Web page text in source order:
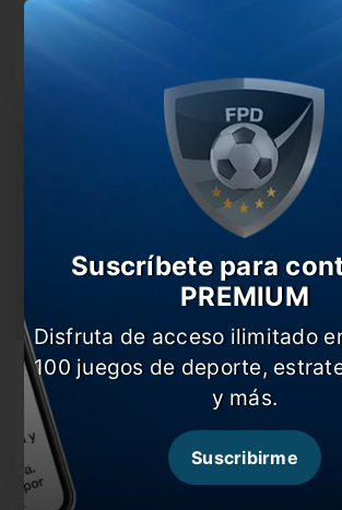
Ñublense
Rojas está recuperado y sería
Barracas
El volante fue titular con la Selección de
está…
Suscríbete para
PREMIUM
Disfruta de acceso ilimitado
100 juegos de deporte,
y más.
Suscribirme